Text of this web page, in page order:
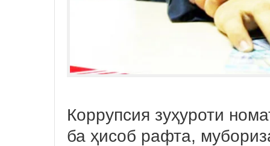
Коррупсия зуҳуроти
ба ҳисоб рафта,